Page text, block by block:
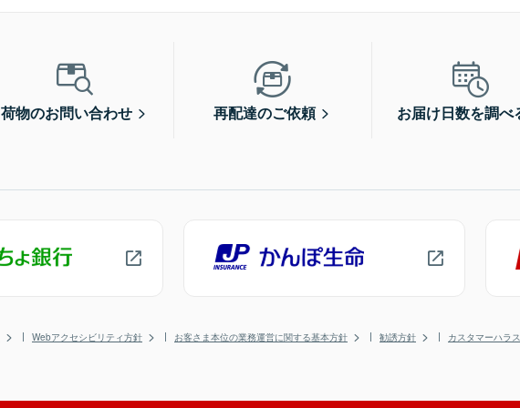
荷物のお問い合わせ 再配達のご依頼 お届け日数を調べ
Webアクセシビリティ方針 お客さま本位の業務運営に関する基本方針 勧誘方針 カスタマーハラ